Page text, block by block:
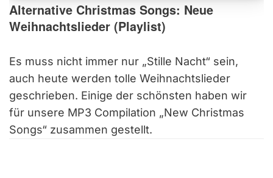
Alternative Christmas Songs: Neue
Weihnachtslieder (Playlist)
Es muss nicht immer nur „Stille Nacht“ sein,
auch heute werden tolle Weihnachtslieder
geschrieben. Einige der schönsten haben wir
für unsere MP3 Compilation „New Christmas
Songs“ zusammen gestellt.